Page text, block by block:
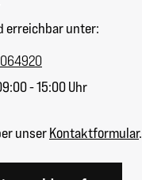
erreichbar unter:
- 15:00 Uhr
unserKontaktformular.